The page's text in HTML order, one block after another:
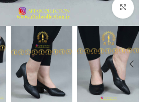
بزرگنمایی تصویر